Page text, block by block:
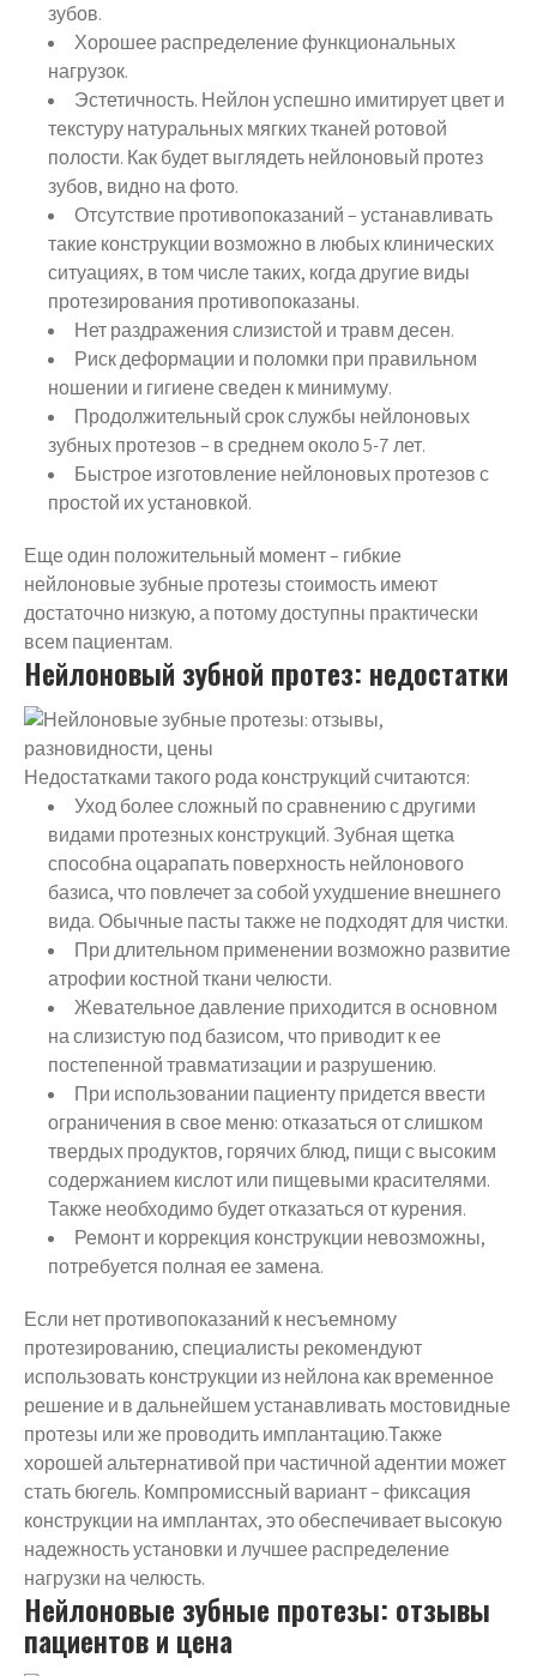
зубов.
Хорошее распределение функциональных
нагрузок.
Эстетичность. Нейлон успешно имитирует цвет и
текстуру натуральных мягких тканей ротовой
полости. Как будет выглядеть нейлоновый протез
зубов, видно на фото.
Отсутствие противопоказаний – устанавливать
такие конструкции возможно в любых клинических
ситуациях, в том числе таких, когда другие виды
протезирования противопоказаны.
Нет раздражения слизистой и травм десен.
Риск деформации и поломки при правильном
ношении и гигиене сведен к минимуму.
Продолжительный срок службы нейлоновых
зубных протезов – в среднем около 5-7 лет.
Быстрое изготовление нейлоновых протезов с
простой их установкой.
Еще один положительный момент – гибкие
нейлоновые зубные протезы стоимость имеют
достаточно низкую, а потому доступны практически
всем пациентам.
Нейлоновый зубной протез: недостатки
Недостатками такого рода конструкций считаются:
Уход более сложный по сравнению с другими
видами протезных конструкций. Зубная щетка
способна оцарапать поверхность нейлонового
базиса, что повлечет за собой ухудшение внешнего
вида. Обычные пасты также не подходят для чистки.
При длительном применении возможно развитие
атрофии костной ткани челюсти.
Жевательное давление приходится в основном
на слизистую под базисом, что приводит к ее
постепенной травматизации и разрушению.
При использовании пациенту придется ввести
ограничения в свое меню: отказаться от слишком
твердых продуктов, горячих блюд, пищи с высоким
содержанием кислот или пищевыми красителями.
Также необходимо будет отказаться от курения.
Ремонт и коррекция конструкции невозможны,
потребуется полная ее замена.
Если нет противопоказаний к несъемному
протезированию, специалисты рекомендуют
использовать конструкции из нейлона как временное
решение и в дальнейшем устанавливать мостовидные
протезы или же проводить имплантацию.Также
хорошей альтернативой при частичной адентии может
стать бюгель. Компромиссный вариант – фиксация
конструкции на имплантах, это обеспечивает высокую
надежность установки и лучшее распределение
нагрузки на челюсть.
Нейлоновые зубные протезы: отзывы
пациентов и цена